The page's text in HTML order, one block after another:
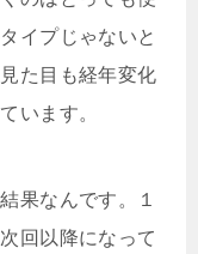
イプじゃないと
た目も経年変化
います。
果なんです。１
回以降になって